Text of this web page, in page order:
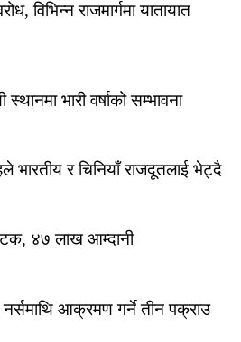
विभिन्न राजमार्गमा यातायात
भारी वर्षाको सम्भावना
भारतीय र चिनियाँ राजदूतलाई भेट्दै
४७ लाख आम्दानी
आक्रमण गर्ने तीन पक्राउ